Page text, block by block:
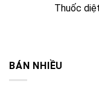
Thuốc
BÁN NHIỀU